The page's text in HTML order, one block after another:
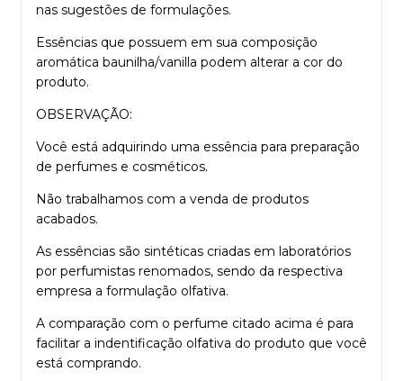
nas sugestões de formulações.
Essências que possuem em sua composição
aromática baunilha/vanilla podem alterar a cor do
produto.
OBSERVAÇÃO:
Você está adquirindo uma essência para preparação
de perfumes e cosméticos.
Não trabalhamos com a venda de produtos
acabados.
As essências são sintéticas criadas em laboratórios
por perfumistas renomados, sendo da respectiva
empresa a formulação olfativa.
A comparação com o perfume citado acima é para
facilitar a indentificação olfativa do produto que você
está comprando.